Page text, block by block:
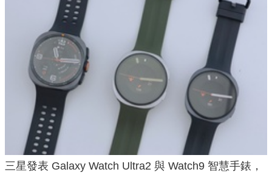
三星發表 Galaxy Watch Ultra2 與 Watch9 智慧手錶，